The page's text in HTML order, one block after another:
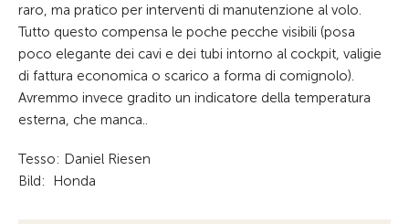
raro, ma pratico per interventi di manutenzione al volo.
Tutto questo compensa le poche pecche visibili (posa
poco elegante dei cavi e dei tubi intorno al cockpit, valigie
di fattura economica o scarico a forma di comignolo).
Avremmo invece gradito un indicatore della temperatura
esterna, che manca..
Tesso: Daniel Riesen
Bild: Honda